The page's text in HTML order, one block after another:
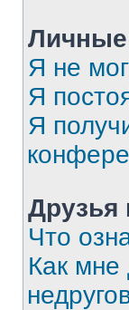
Я не
Я
Я
Друзья
Что
Как мне